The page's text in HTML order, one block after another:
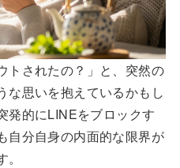
トされたの？」と、突然の
な思いを抱えているかもし
発的にLINEをブロックす
自分自身の内面的な限界が